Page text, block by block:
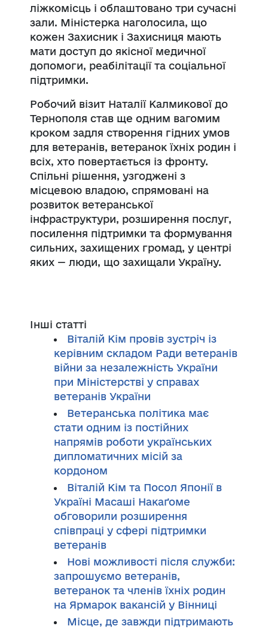
ліжкомісць і облаштовано три сучасні
зали. Міністерка наголосила, що
кожен Захисник і Захисниця мають
мати доступ до якісної медичної
допомоги, реабілітації та соціальної
підтримки.
Робочий візит Наталії Калмикової до
Тернополя став ще одним вагомим
кроком задля створення гідних умов
для ветеранів, ветеранок їхніх родин і
всіх, хто повертається із фронту.
Спільні рішення, узгоджені з
місцевою владою, спрямовані на
розвиток ветеранської
інфраструктури, розширення послуг,
посилення підтримки та формування
сильних, захищених громад, у центрі
яких — люди, що захищали Україну.
Інші статті
Віталій Кім провів зустріч із
керівним складом Ради ветеранів
війни за незалежність України
при Міністерстві у справах
ветеранів України
Ветеранська політика має
стати одним із постійних
напрямів роботи українських
дипломатичних місій за
кордоном
Віталій Кім та Посол Японії в
Україні Масаші Накаґоме
обговорили розширення
співпраці у сфері підтримки
ветеранів
Нові можливості після служби:
запрошуємо ветеранів,
ветеранок та членів їхніх родин
на Ярмарок вакансій у Вінниці
Місце, де завжди підтримають